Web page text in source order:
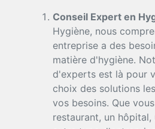
Conseil Expert en
Hygiène, nous
entreprise a des
matière d'hygiène.
d'experts est là pour
choix des solutions
vos besoins. Que
restaurant, un